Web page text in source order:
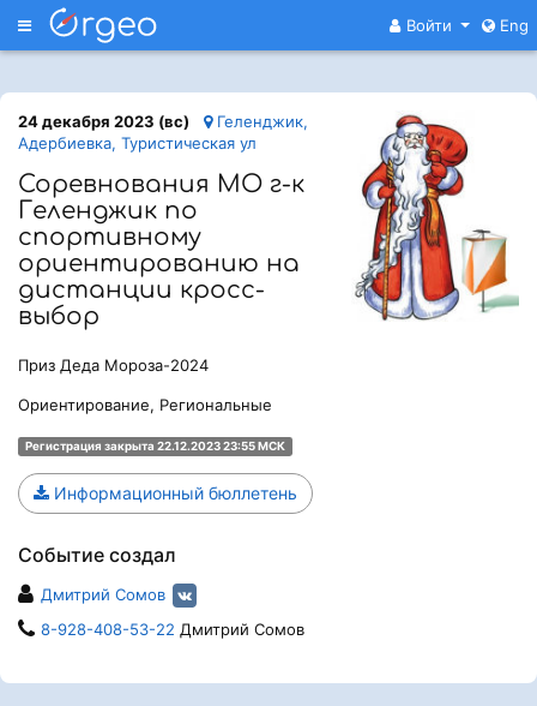
Меню Войти Eng
24 декабря 2023 (вс)
Геленджик,
Адербиевка, Туристическая ул
Соревнования МО г-к
Геленджик по
спортивному
ориентированию на
дистанции кросс-
выбор
Приз Деда Мороза-2024
Ориентирование, Региональные
Регистрация закрыта 22.12.2023 23:55 МСК
Информационный бюллетень
Событие создал
Дмитрий Сомов
8-928-408-53-22 Дмитрий Сомов